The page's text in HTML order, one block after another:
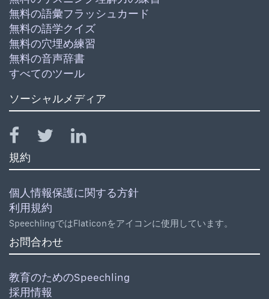
無料の語彙フラッシュカード
無料の語学クイズ
無料の穴埋め練習
無料の音声辞書
すべてのツール
ソーシャルメディア
規約
個人情報保護に関する方針
利用規約
SpeechlingではFlaticonをアイコンに使用しています。
お問合わせ
教育のためのSpeechling
採用情報